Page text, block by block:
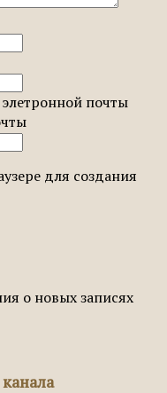
почты
для создания
о новых записях